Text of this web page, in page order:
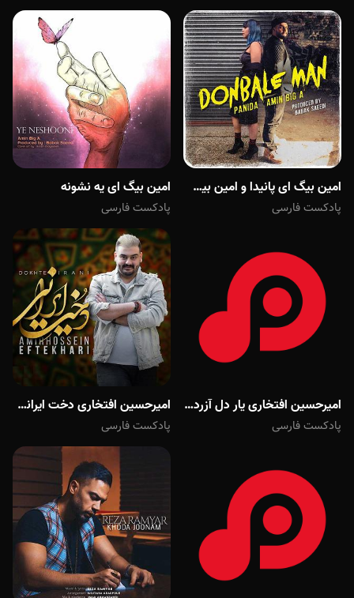
امین بیگ ای پانیدا و امین بیگ ای دنبال من
پادکست فارسی
امین بیگ ای یه نشونه
پادکست فارسی
امیرحسین افتخاری یار دل آزرده از مود
پادکست فارسی
امیرحسین افتخاری دخت ایرانی از مود
پادکست فارسی